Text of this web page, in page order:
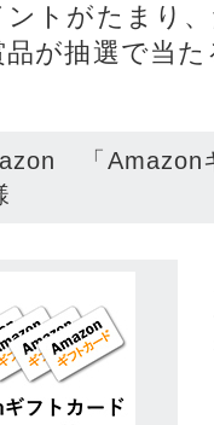
有システム・コミュニケーシ
ール
ー
ワーク機器
ト
ービス
情報共有シ
ョンツール
サーバー
通信サービ
ントがたまり
が抽選で当
「Amazon